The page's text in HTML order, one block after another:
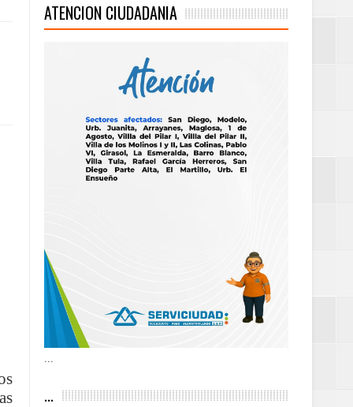
violencias
sin
Gobierno de
de la Mujer
ATENCION CIUDADANIA
...